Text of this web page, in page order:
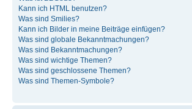
Kann ich HTML benutzen?
Was sind Smilies?
Kann ich Bilder in meine Beiträge einfügen?
Was sind globale Bekanntmachungen?
Was sind Bekanntmachungen?
Was sind wichtige Themen?
Was sind geschlossene Themen?
Was sind Themen-Symbole?